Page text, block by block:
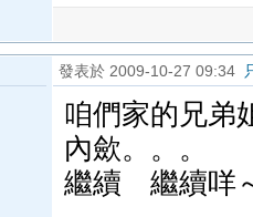
發表於 2009-10-27 09:34
咱們家的兄弟
內歛。。。
繼續 繼續咩